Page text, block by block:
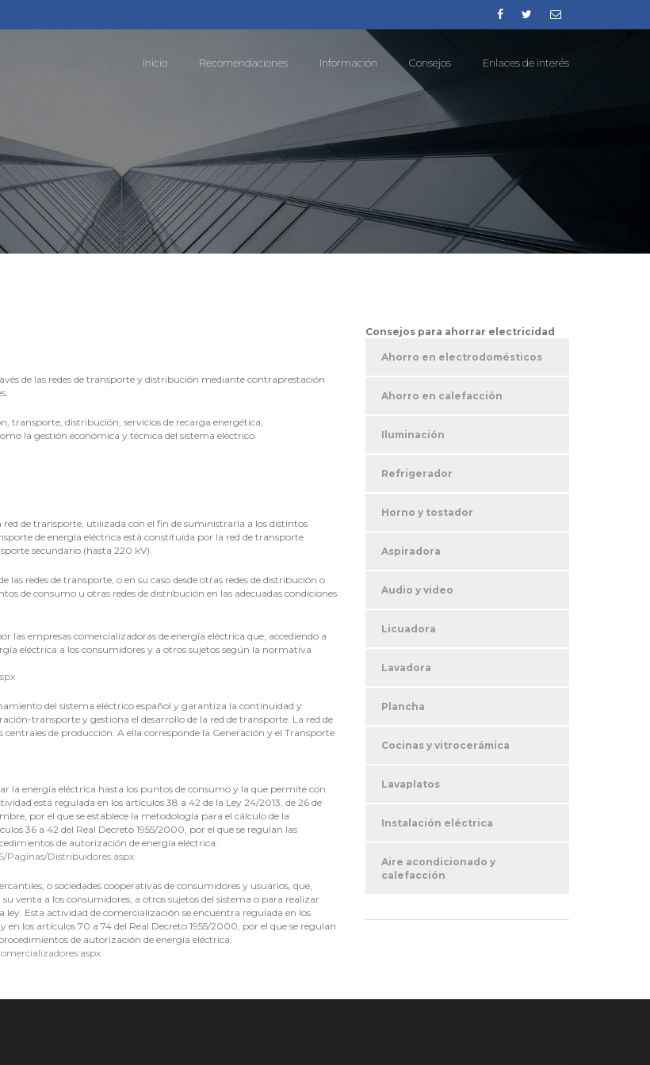
Inicio Recomendaciones Información Consejos Enlaces de interés
de las redes de transporte y distribución mediante contraprestación
transporte, distribución, servicios de recarga energética,
la gestión económica y técnica del sistema eléctrico.
de transporte, utilizada con el fin de suministrarla a los distintos
de energía eléctrica está constituida por la red de transporte
secundario (hasta 220 kV).
las redes de transporte, o en su caso desde otras redes de distribución o
de consumo u otras redes de distribución en las adecuadas condiciones
las empresas comercializadoras de energía eléctrica que, accediendo a
eléctrica a los consumidores y a otros sujetos según la normativa
del sistema eléctrico español y garantiza la continuidad y
transporte y gestiona el desarrollo de la red de transporte. La red de
de producción. A ella corresponde la Generación y el Transporte
la energía eléctrica hasta los puntos de consumo y la que permite con
está regulada en los artículos 38 a 42 de la Ley 24/2013, de 26 de
por el que se establece la metodología para el cálculo de la
36 a 42 del Real Decreto 1955/2000, por el que se regulan las
de autorización de energía eléctrica.
Paginas/Distribuidores.aspx
o sociedades cooperativas de consumidores y usuarios, que,
venta a los consumidores, a otros sujetos del sistema o para realizar
Esta actividad de comercialización se encuentra regulada en los
en los artículos 70 a 74 del Real Decreto 1955/2000, por el que se regulan
de autorización de energía eléctrica.
Consejos para ahorrar electricidad
Ahorro en electrodomésticos
Ahorro en calefacción
Iluminación
Refrigerador
Horno y tostador
Aspiradora
Audio y video
Licuadora
Lavadora
Plancha
Cocinas y vitrocerámica
Lavaplatos
Instalación eléctrica
Aire acondicionado y
calefacción